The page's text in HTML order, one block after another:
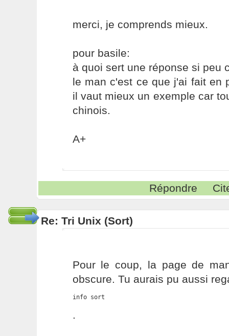
merci, je comprends mieux.
pour basile:
à quoi sert une réponse si peu
le man c'est ce que j'ai fait en
il vaut mieux un exemple car
chinois.
A+
Répondre
Re: Tri Unix (Sort)
Pour le coup, la page de
obscure. Tu aurais pu aussi
info sort
.